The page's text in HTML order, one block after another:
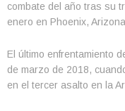
combate del año tras su
enero en Phoenix,
El último enfrentamiento
de marzo de 2018,
en el tercer asalto en la